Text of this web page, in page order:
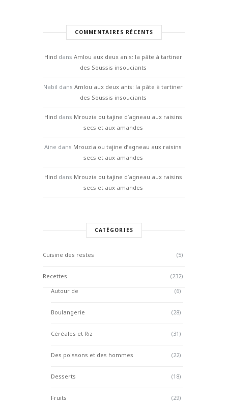
COMMENTAIRES RÉCENTS
Hind dans Amlou aux deux anis: la pâte à tartiner
des Soussis insouciants
Nabil dans Amlou aux deux anis: la pâte à tartiner
des Soussis insouciants
Hind dans Mrouzia ou tajine d’agneau aux raisins
secs et aux amandes
Aine dans Mrouzia ou tajine d’agneau aux raisins
secs et aux amandes
Hind dans Mrouzia ou tajine d’agneau aux raisins
secs et aux amandes
CATÉGORIES
Cuisine des restes (5)
Recettes
(232)
Autour de
(6)
Boulangerie (28)
Céréales et Riz (31)
Des poissons et des hommes (22)
Desserts (18)
Fruits (29)